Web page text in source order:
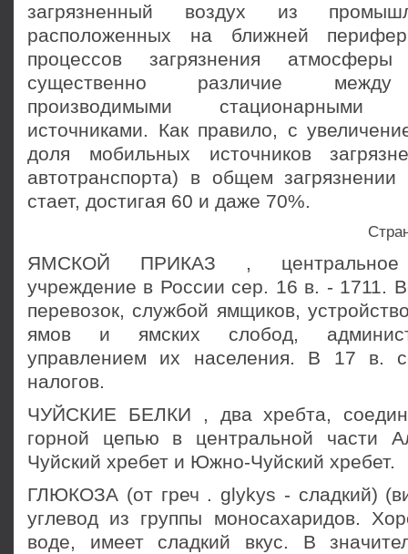
загрязненный воздух из
расположенных на ближней
процессов загрязнения
существен­но различие между
производимыми
источниками. Как правило, с
доля мобильных источников
автотранспорта) в общем
стает, достигая 60 и даже 70%.
ЯМСКОЙ ПРИКАЗ , центральное
учреждение в России сер. 16 в. - 1711.
перевозок, службой ямщиков,
ямов и ямских слобод,
управлением их населения. В 17 в.
налогов.
ЧУЙСКИЕ БЕЛКИ , два хребта,
горной цепью в центральной части
Чуйский хребет и Южно-Чуйский хребет.
ГЛЮКОЗА (от греч . glykys - сладкий)
углевод из группы моносахаридов.
воде, имеет сладкий вкус. В